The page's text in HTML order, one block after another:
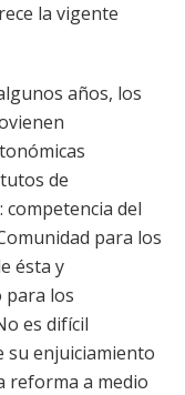
la vigente
años, los
de
del
para los
ésta y
para los
es difícil
su enjuiciamiento
reforma a medio